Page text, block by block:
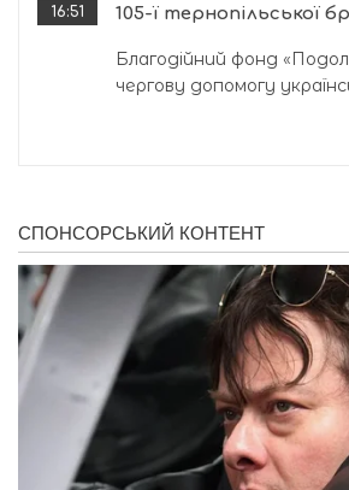
16:51
105-ї тернопільської
Благодійний фонд
чергову допомогу